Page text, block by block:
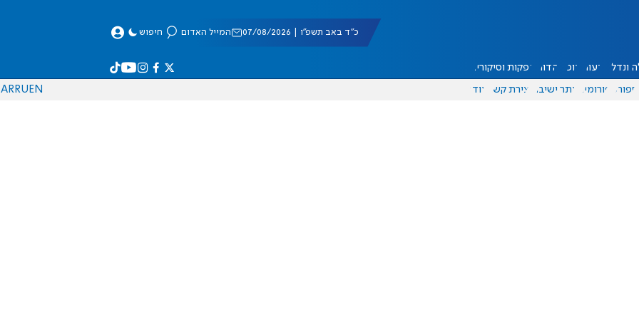
כ"ד באב תשפ"ו | 07/08/2026 המייל האדום חיפוש
ונדל"ן דעות אוכל יהדות הפקות וסיקורים
ספורט פורומים אתר ישיבה יצירת קשר עוד EN
RU
AR